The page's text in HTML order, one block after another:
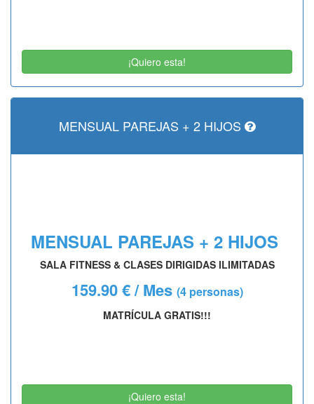
¡Quiero esta!
MENSUAL PAREJAS + 2 HIJOS
MENSUAL PAREJAS + 2 HIJOS
SALA FITNESS & CLASES DIRIGIDAS ILIMITADAS
159.90 € / Mes (4 personas)
MATRÍCULA GRATIS!!!
¡Quiero esta!